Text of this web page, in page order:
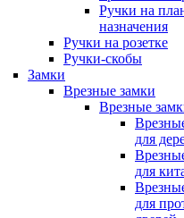
Ручки на
назначения
Ручки на розетке
Ручки-скобы
Замки
Врезные замки
Врезные
для
для
для